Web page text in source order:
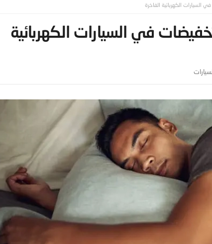
السيارات الكهربائية الفاخرة
في السيارات الكهربائية